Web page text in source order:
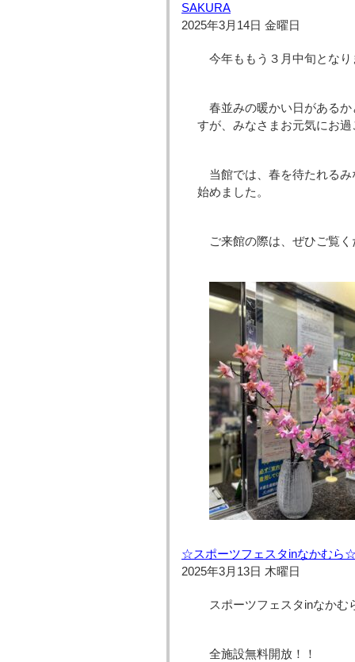
SAKURA
2025年3月14日 金曜日
今年ももう３月中旬となり
春並みの暖かい日がある
すが、みなさまお元気にお
当館では、春を待たれる
始めました。
ご来館の際は、ぜひご覧
☆スポーツフェスタinなかむら
2025年3月13日 木曜日
スポーツフェスタinなかむ
全施設無料開放！！